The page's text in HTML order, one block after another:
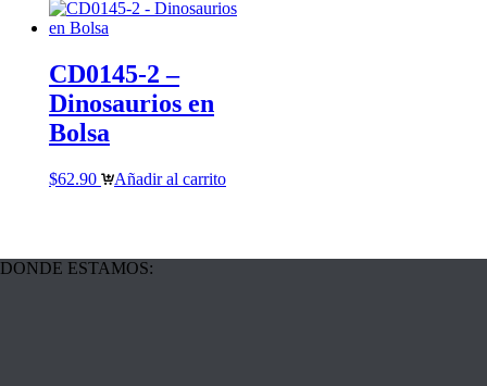
CD0145-2 –
Dinosaurios en
Bolsa
$62.90 Añadir al carrito
DONDE ESTAMOS: